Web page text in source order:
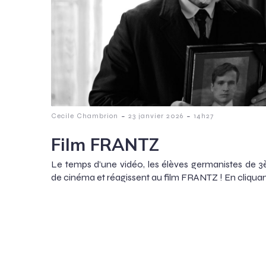
Cecile Chambrion - 23 janvier 2026 - 14h27
Film FRANTZ
Le temps d’une vidéo, les élèves germanistes de
de cinéma et réagissent au film FRANTZ ! En